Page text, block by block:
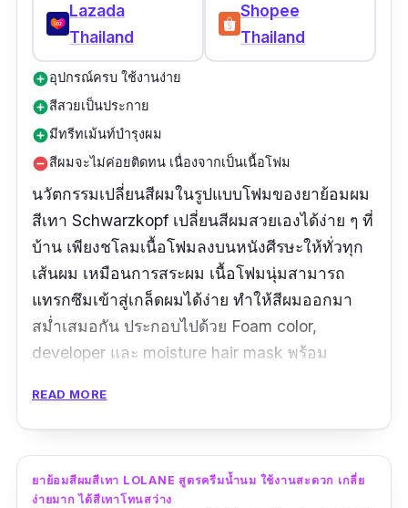
Lazada
Thailand
Shopee
Thailand
add_circleอุปกรณ์ครบ ใช้งานง่าย
add_circleสีสวยเป็นประกาย
add_circleมีทรีทเม้นท์บำรุงผม
remove_circleสีผมจะไม่ค่อยติดทน เนื่องจากเป็นเนื้อโฟม
นวัตกรรมเปลี่ยนสีผมในรูปแบบโฟมของยาย้อมผม
สีเทา Schwarzkopf เปลี่ยนสีผมสวยเองได้ง่าย ๆ ที่
บ้าน เพียงชโลมเนื้อโฟมลงบนหนังศีรษะให้ทั่วทุก
เส้นผม เหมือนการสระผม เนื้อโฟมนุ่มสามารถ
แทรกซึมเข้าสู่เกล็ดผมได้ง่าย ทำให้สีผมออกมา
สม่ำเสมอกัน ประกอบไปด้วย Foam color,
developer และ moisture hair mask พร้อม
เป็นประกายธรรมชาติ และยังมีทรีทเม้นท์บำรุงหลัง
ทำสีด้วยนะ ลองไปหาซื้อมาย้อมกันดูได้เลยจ้า โดย
สีนี้จะเป็นยาย้อมผม Ash ซึ่งจะให้สีออกเทาควัน
บุหรี่
READ MORE
ยาย้อมสีผมสีเทา LOLANE สูตรครีมน้ำนม ใช้งานสะดวก เกลี่ย
ง่ายมาก ได้สีเทาโทนสว่าง